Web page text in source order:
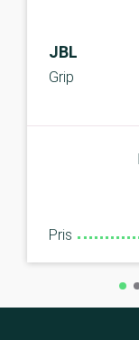
JBL
Grip
Pris